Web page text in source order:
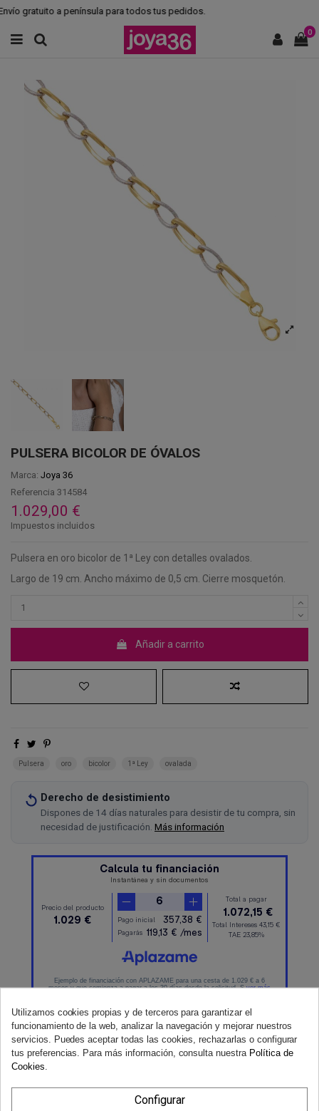
gratuito a península para todos tus pedidos.
0
PULSERA BICOLOR DE ÓVALOS
Marca: Joya 36
Referencia 314584
1.029,00 €
Impuestos incluidos
Pulsera en oro bicolor de 1ª Ley con detalles ovalados.
Largo de 19 cm. Ancho máximo de 0,5 cm. Cierre mosquetón.
Añadir a carrito
Pulsera oro bicolor 1ª Ley ovalada
Derecho de desistimiento
Dispones de 14 días naturales para desistir de tu compra, sin
necesidad de justificación. Más información
Utilizamos cookies propias y de terceros para garantizar el
funcionamiento de la web, analizar la navegación y mejorar nuestros
servicios. Puedes aceptar todas las cookies, rechazarlas o configurar
tus preferencias. Para más información, consulta nuestra Política de
Cookies
Configurar